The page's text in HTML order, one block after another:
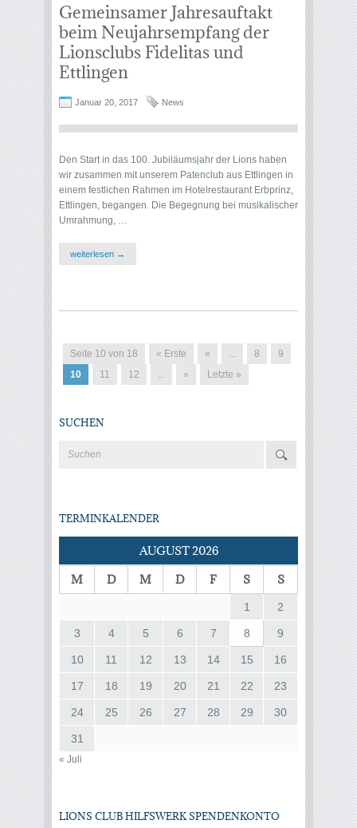
Gemeinsamer Jahresauftakt
beim Neujahrsempfang der
Lionsclubs Fidelitas und
Ettlingen
Januar 20, 2017 News
Den Start in das 100. Jubiläumsjahr der Lions haben
wir zusammen mit unserem Patenclub aus Ettlingen in
einem festlichen Rahmen im Hotelrestaurant Erbprinz,
Ettlingen, begangen. Die Begegnung bei musikalischer
Umrahmung, …
weiterlesen →
Seite 10 von 18 « Erste « ... 8
9
10
11 12 ... » Letzte »
SUCHEN
TERMINKALENDER
AUGUST 2026
M
D M D F S S
1 2
3 4 5 6 7 8 9
10 11 12 13 14 15 16
17 18 19 20 21 22 23
24 25 26 27 28 29 30
31
« Juli
LIONS CLUB HILFSWERK SPENDENKONTO